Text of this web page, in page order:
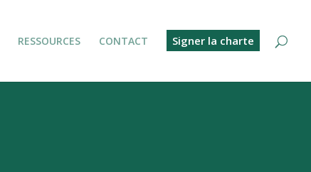
RESSOURCES CONTACT Signer la charte